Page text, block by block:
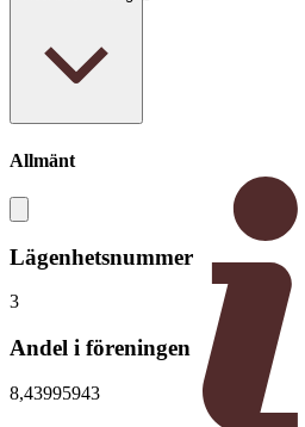
Allmänt
Lägenhetsnummer
3
Andel i föreningen
8,43995943